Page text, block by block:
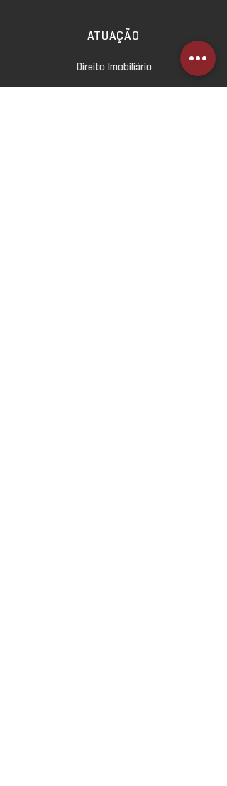
ATUAÇÃO
Direito Imobiliário